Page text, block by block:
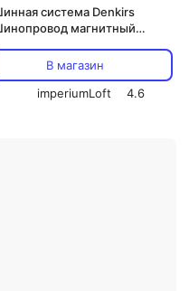
система Denkirs
магнитный
TR5202-GOВ магазин
imperiumLoft
4.6